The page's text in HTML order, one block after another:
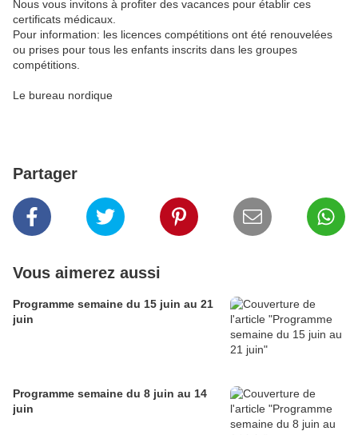
Nous vous invitons à profiter des vacances pour établir ces
certificats médicaux.
Pour information: les licences compétitions ont été renouvelées
ou prises pour tous les enfants inscrits dans les groupes
compétitions.
Le bureau nordique
Partager
Vous aimerez aussi
Programme semaine du 15 juin au 21
juin
Programme semaine du 8 juin au 14
juin